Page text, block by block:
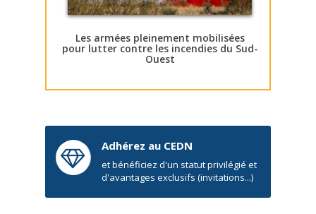
Les armées pleinement mobilisées
pour lutter contre les incendies du Sud-
Ouest
Adhérez au CEDN
et bénéficiez d'un statut privilégié et
d'avantages exclusifs (invitations...)